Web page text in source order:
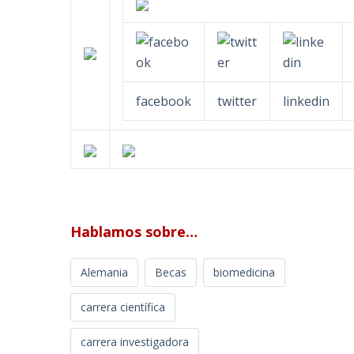
facebook twitter linkedin
Hablamos sobre…
Alemania Becas biomedicina
carrera científica
carrera investigadora